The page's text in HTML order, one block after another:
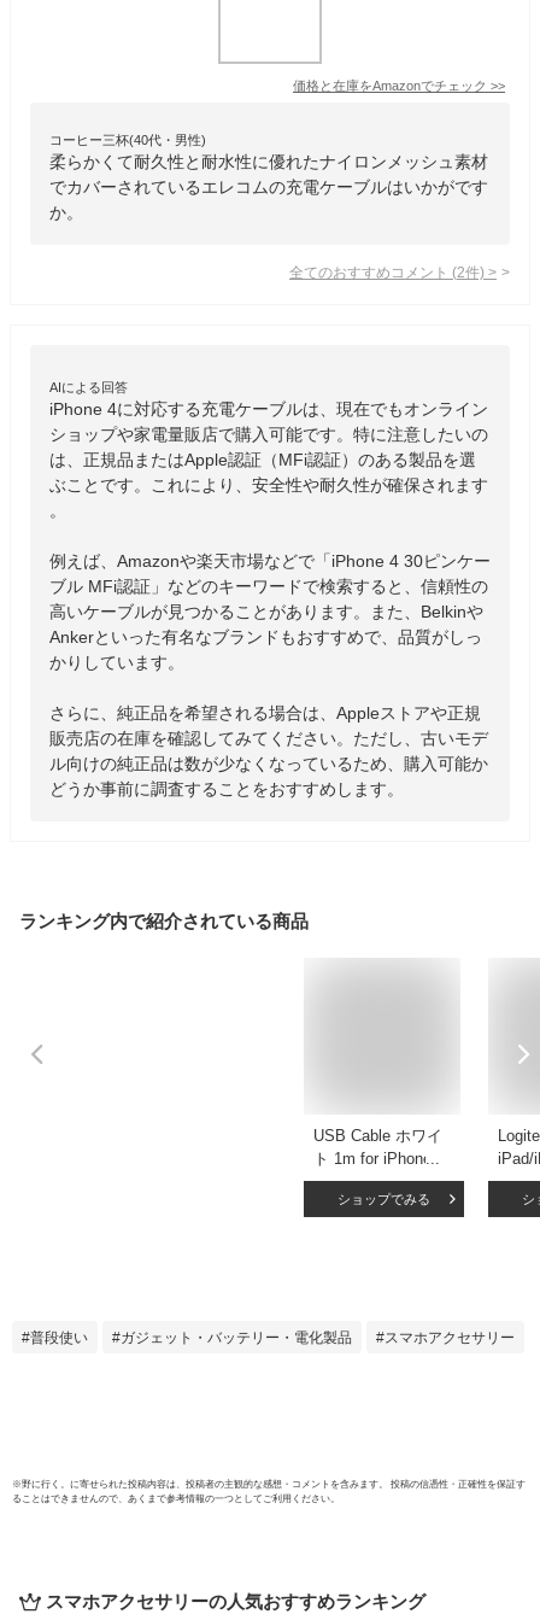
価格と在庫をAmazonでチェック >>
コーヒー三杯(40代・男性)
柔らかくて耐久性と耐水性に優れたナイロンメッシュ素材
でカバーされているエレコムの充電ケーブルはいかがです
か。
全てのおすすめコメント (2件) >
AIによる回答
iPhone 4に対応する充電ケーブルは、現在でもオンライン
ショップや家電量販店で購入可能です。特に注意したいの
は、正規品またはApple認証（MFi認証）のある製品を選
ぶことです。これにより、安全性や耐久性が確保されます
。
例えば、Amazonや楽天市場などで「iPhone 4 30ピンケー
ブル MFi認証」などのキーワードで検索すると、信頼性の
高いケーブルが見つかることがあります。また、Belkinや
Ankerといった有名なブランドもおすすめで、品質がしっ
かりしています。
さらに、純正品を希望される場合は、Appleストアや正規
販売店の在庫を確認してみてください。ただし、古いモデ
ル向けの純正品は数が少なくなっているため、購入可能か
どうか事前に調査することをおすすめします。
ランキング内で紹介されている商品
USB Cable ホワイ
ト 1m for iPhone4
4s iPhone3GS iPod
iPad3 ipad2 データ
ショップでみる
iPad/
GS/
電・
シ
普段使い ガジェット・バッテリー・電化製品 スマホアクセサリー
※野に行く。 に寄せられた投稿内容は、投稿者の主観的な感想・コメントを含みます。 投稿の信憑性・正確性を保証す
ることはできませんので、あくまで参考情報の一つとしてご利用ください。
スマホアクセサリーの人気おすすめランキング